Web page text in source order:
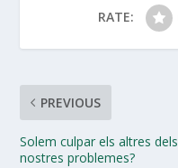
RATE:
PREVIOUS
Solem culpar els altres dels
nostres problemes?